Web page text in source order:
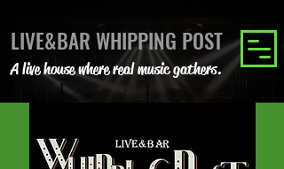
LIVE&BAR WHIPPING POST
A live house where real music gathers.